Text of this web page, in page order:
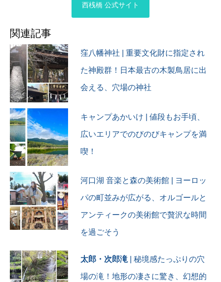
光 #西桟橋 #日本の風景 #日
#dronephotography
#japantravel
#japantravelphoto #okinawa
#photography
#beach #japantrip
旅行 #夫婦旅行 #夫婦旅
西桟橋 公式サイト
関連記事
窪八幡神社 | 重要文化財に指定され
た神殿群！日本最古の木製鳥居に出
会える、穴場の神社
キャンプあかいけ | 値段もお手頃、
広いエリアでのびのびキャンプを満
喫！
河口湖 音楽と森の美術館 | ヨーロッ
パの町並みが広がる、オルゴールと
アンティークの美術館で贅沢な時間
を過ごそう
太郎・次郎滝| 秘境感たっぷりの穴
場の滝！地形の凄さに驚き、幻想的